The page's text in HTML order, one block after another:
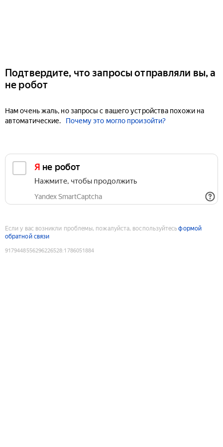
Подтвердите, что запросы отправляли вы, а
не робот
Нам очень жаль, но запросы с вашего устройства похожи на
автоматические.
Почему это могло произойти?
Я не робот
Нажмите, чтобы продолжить
Yandex SmartCaptcha
Если у вас возникли проблемы, пожалуйста, воспользуйтесьформой
обратной связи
9179448556296226528:1786051884